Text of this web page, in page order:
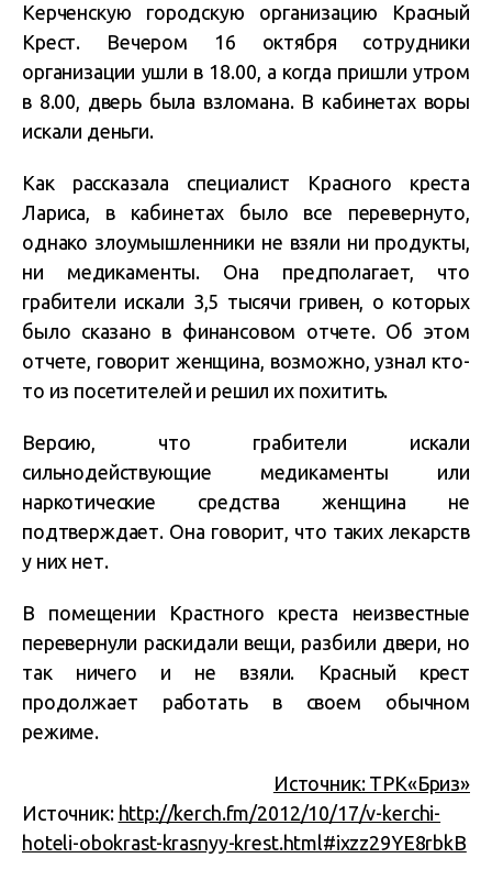
Керченскую городскую организацию Красный
Крест. Вечером 16 октября сотрудники
организации ушли в 18.00, а когда пришли утром
в 8.00, дверь была взломана. В кабинетах воры
искали деньги.
Как рассказала специалист Красного креста
Лариса, в кабинетах было все перевернуто,
однако злоумышленники не взяли ни продукты,
ни медикаменты. Она предполагает, что
грабители искали 3,5 тысячи гривен, о которых
было сказано в финансовом отчете. Об этом
отчете, говорит женщина, возможно, узнал кто-
то из посетителей и решил их похитить.
Версию, что грабители искали
сильнодействующие медикаменты или
наркотические средства женщина не
подтверждает. Она говорит, что таких лекарств
у них нет.
В помещении Крастного креста неизвестные
перевернули раскидали вещи, разбили двери, но
так ничего и не взяли. Красный крест
продолжает работать в своем обычном
режиме.
Источник: ТРК«Бриз»
Источник: http://kerch.fm/2012/10/17/v-kerchi-
hoteli-obokrast-krasnyy-krest.html#ixzz29YE8rbkB